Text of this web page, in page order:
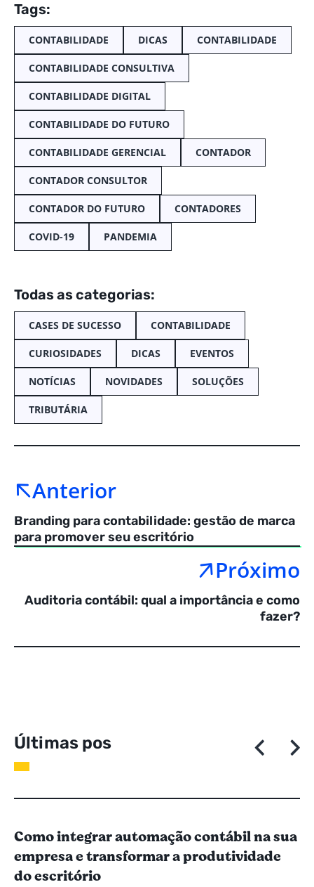
Tags:
CONTABILIDADE DICAS CONTABILIDADE
CONTABILIDADE CONSULTIVA
CONTABILIDADE DIGITAL
CONTABILIDADE DO FUTURO
CONTABILIDADE GERENCIAL CONTADOR
CONTADOR CONSULTOR
CONTADOR DO FUTURO CONTADORES
COVID-19 PANDEMIA
Todas as categorias:
CASES DE SUCESSO CONTABILIDADE
CURIOSIDADES DICAS EVENTOS
NOTÍCIAS NOVIDADES SOLUÇÕES
TRIBUTÁRIA
Anterior
Branding para contabilidade: gestão de marca
para promover seu escritório
Próximo
Auditoria contábil: qual a importância e como
fazer?
Últimas pos
Como integrar automação contábil na sua
empresa e transformar a produtividade
do escritório